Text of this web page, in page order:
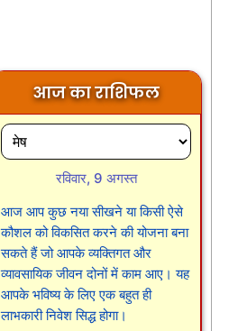
आज का राशिफल
रविवार, 9 अगस्त
आज आप कुछ नया सीखने या किसी ऐसे
कौशल को विकसित करने की योजना बना
सकते हैं जो आपके व्यक्तिगत और
व्यावसायिक जीवन दोनों में काम आए। यह
आपके भविष्य के लिए एक बहुत ही
लाभकारी निवेश सिद्ध होगा।